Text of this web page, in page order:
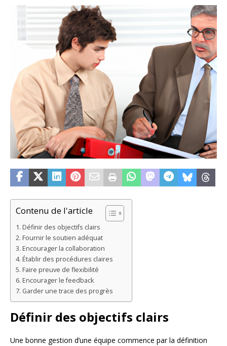
Contenu de l'article
Définir des objectifs clairs
Fournir le soutien adéquat
Encourager la collaboration
Établir des procédures claires
Faire preuve de flexibilité
Encourager le feedback
Garder une trace des progrès
Définir des objectifs clairs
Une bonne gestion d’une équipe commence par la définition